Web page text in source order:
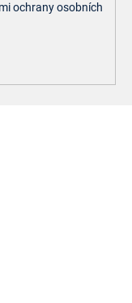
ochrany osobních